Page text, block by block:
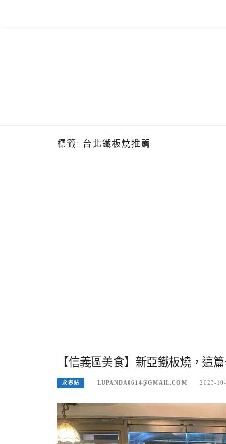
標籤: 台北鐵板燒推薦
【信義區美食】新亞鐵板燒，這
永春站 LUPANDA0614@GMAIL.COM 2023-